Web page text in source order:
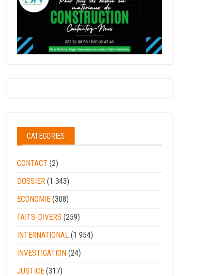
CATEGORIES
CONTACT (2)
DOSSIER (1 343)
ECONOMIE (308)
FAITS-DIVERS (259)
INTERNATIONAL (1 954)
INVESTIGATION (24)
JUSTICE (317)